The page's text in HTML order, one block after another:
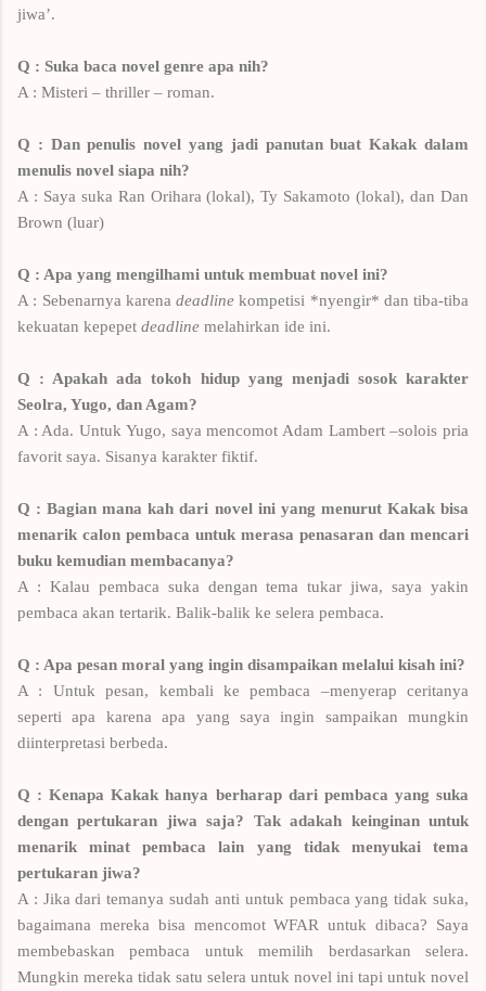
jiwa’.
Q : Suka baca novel genre apa nih?
A : Misteri – thriller – roman.
Q : Dan penulis novel yang jadi panutan buat Kakak dalam
menulis novel siapa nih?
A : Saya suka Ran Orihara (lokal), Ty Sakamoto (lokal), dan Dan
Brown (luar)
Q : Apa yang mengilhami untuk membuat novel ini?
A : Sebenarnya karena deadline kompetisi *nyengir* dan tiba-tiba
kekuatan kepepet deadline melahirkan ide ini.
Q : Apakah ada tokoh hidup yang menjadi sosok karakter
Seolra, Yugo, dan Agam?
A : Ada. Untuk Yugo, saya mencomot Adam Lambert –solois pria
favorit saya. Sisanya karakter fiktif.
Q : Bagian mana kah dari novel ini yang menurut Kakak bisa
menarik calon pembaca untuk merasa penasaran dan mencari
buku kemudian membacanya?
A : Kalau pembaca suka dengan tema tukar jiwa, saya yakin
pembaca akan tertarik. Balik-balik ke selera pembaca.
Q : Apa pesan moral yang ingin disampaikan melalui kisah ini?
A : Untuk pesan, kembali ke pembaca –menyerap ceritanya
seperti apa karena apa yang saya ingin sampaikan mungkin
diinterpretasi berbeda.
Q : Kenapa Kakak hanya berharap dari pembaca yang suka
dengan pertukaran jiwa saja? Tak adakah keinginan untuk
menarik minat pembaca lain yang tidak menyukai tema
pertukaran jiwa?
A : Jika dari temanya sudah anti untuk pembaca yang tidak suka,
bagaimana mereka bisa mencomot WFAR untuk dibaca? Saya
membebaskan pembaca untuk memilih berdasarkan selera.
Mungkin mereka tidak satu selera untuk novel ini tapi untuk novel